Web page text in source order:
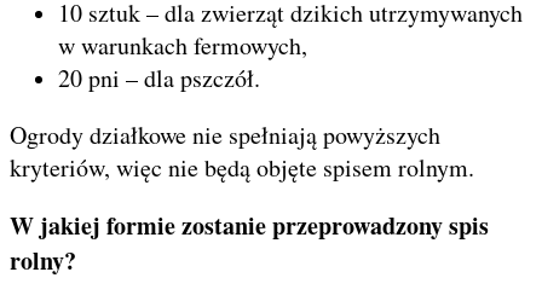
10 sztuk – dla zwierząt dzikich utrzymywanych
w warunkach fermowych,
20 pni – dla pszczół.
Ogrody działkowe nie spełniają powyższych
kryteriów, więc nie będą objęte spisem rolnym.
W jakiej formie zostanie przeprowadzony spis
rolny?